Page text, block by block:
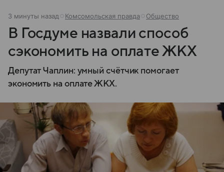
3 минуты назад Комсомольская правда Общество
В Госдуме назвали способ
сэкономить на оплате ЖКХ
Депутат Чаплин: умный счётчик помогает
экономить на оплате ЖКХ.